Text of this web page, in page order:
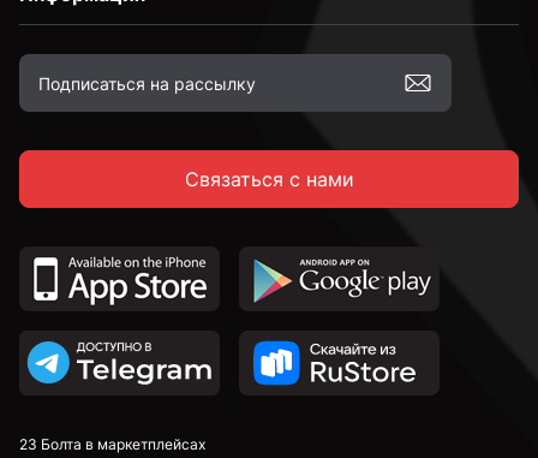
Связаться с нами
23 Болта в маркетплейсах